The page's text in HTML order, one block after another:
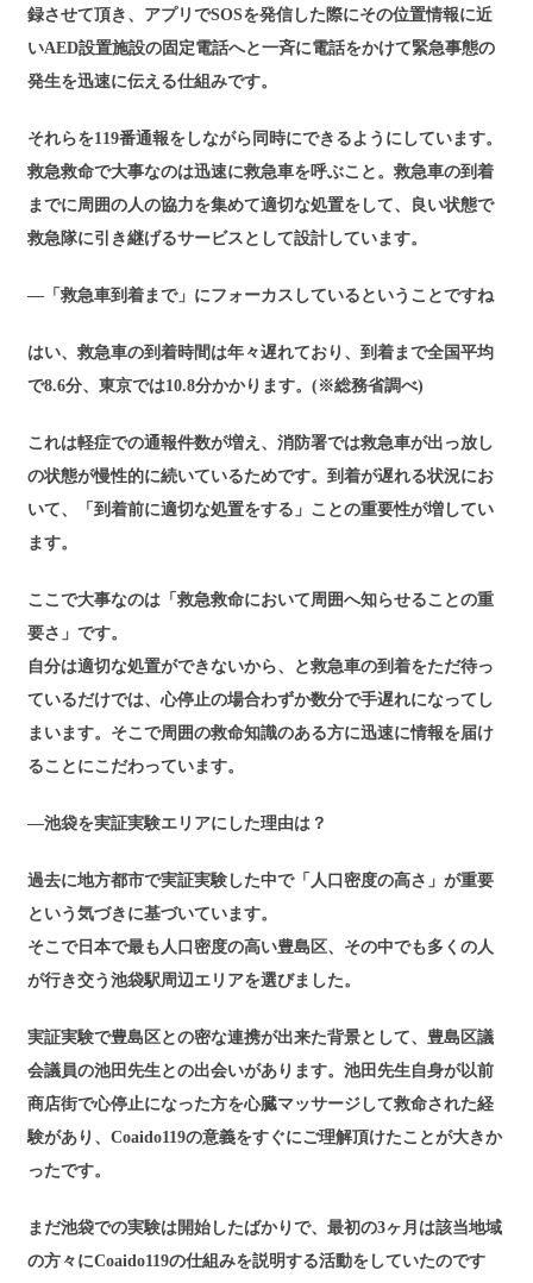
録させて頂き、アプリでSOSを発信した際にその位置情報に近
いAED設置施設の固定電話へと一斉に電話をかけて緊急事態の
発生を迅速に伝える仕組みです。
それらを119番通報をしながら同時にできるようにしています。
救急救命で大事なのは迅速に救急車を呼ぶこと。救急車の到着
までに周囲の人の協力を集めて適切な処置をして、良い状態で
救急隊に引き継げるサービスとして設計しています。
―「救急車到着まで」にフォーカスしているということですね
はい、救急車の到着時間は年々遅れており、到着まで全国平均
で8.6分、東京では10.8分かかります。(※総務省調べ)
これは軽症での通報件数が増え、消防署では救急車が出っ放し
の状態が慢性的に続いているためです。到着が遅れる状況にお
いて、「到着前に適切な処置をする」ことの重要性が増してい
ます。
ここで大事なのは「救急救命において周囲へ知らせることの重
要さ」です。
自分は適切な処置ができないから、と救急車の到着をただ待っ
ているだけでは、心停止の場合わずか数分で手遅れになってし
まいます。そこで周囲の救命知識のある方に迅速に情報を届け
ることにこだわっています。
―池袋を実証実験エリアにした理由は？
過去に地方都市で実証実験した中で「人口密度の高さ」が重要
という気づきに基づいています。
そこで日本で最も人口密度の高い豊島区、その中でも多くの人
が行き交う池袋駅周辺エリアを選びました。
実証実験で豊島区との密な連携が出来た背景として、豊島区議
会議員の池田先生との出会いがあります。池田先生自身が以前
商店街で心停止になった方を心臓マッサージして救命された経
験があり、Coaido119の意義をすぐにご理解頂けたことが大きか
ったです。
まだ池袋での実験は開始したばかりで、最初の3ヶ月は該当地域
の方々にCoaido119の仕組みを説明する活動をしていたのです